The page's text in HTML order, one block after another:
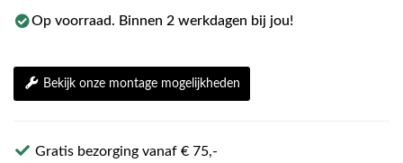
Op voorraad. Binnen 2 werkdagen bij jou!
Bekijk onze montage mogelijkheden
Gratis bezorging vanaf € 75,-